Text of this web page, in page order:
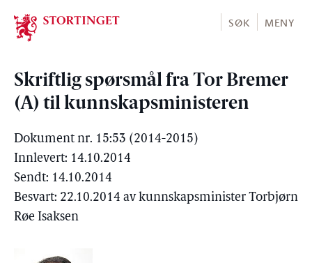
Stortinget.no
SØK MENY
Skriftlig spørsmål fra Tor Bremer
(A) til kunnskapsministeren
Dokument nr. 15:53 (2014-2015)
Innlevert: 14.10.2014
Sendt: 14.10.2014
Besvart: 22.10.2014 av kunnskapsminister Torbjørn
Røe Isaksen